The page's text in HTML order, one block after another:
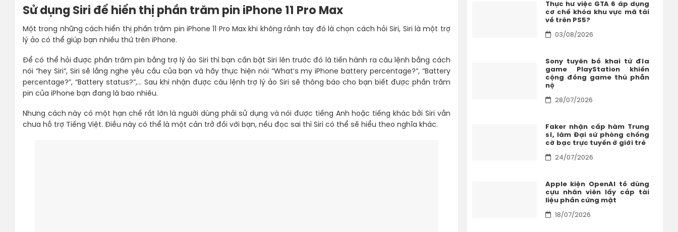
Sử dụng Siri để hiển thị phần trăm pin iPhone 11 Pro Max
Một trong những cách hiển thị phần trăm pin iPhone 11 Pro Max khi không rảnh tay đó là chọn cách hỏi Siri, Siri là một trợ
lý ảo có thể giúp bạn nhiều thứ trên iPhone.
Để có thể hỏi được phần trăm pin bằng trợ lý ảo Siri thì bạn cần bật Siri lên trước đó là tiến hành ra câu lệnh bằng cách
nói “hey Siri”, Siri sẽ lắng nghe yêu cầu của bạn và hãy thực hiện nói “What’s my iPhone battery percentage?”, “Battery
percentage?”, “Battery status?”,… Sau khi nhận được câu lệnh trợ lý ảo Siri sẽ thông báo cho bạn biết được phần trăm
pin của iPhone bạn đang là bao nhiêu.
Nhưng cách này có một hạn chế rất lớn là người dùng phải sử dụng và nói được tiếng Anh hoặc tiếng khác bởi Siri vẫn
chưa hỗ trợ Tiếng Việt. Điều này có thể là một cản trở đối với bạn, nếu đọc sai thì Siri có thể sẽ hiểu theo nghĩa khác.
Thực hư việc GTA 6 áp dụng
cơ chế khóa khu vực mã tải
về trên PS5?
03/08/2026
Sony tuyên bố khai tử đĩa
game PlayStation khiến
cộng đồng game thủ phẫn
nộ
28/07/2026
Faker nhận cấp hàm Trung
sĩ, làm Đại sứ phòng chống
cờ bạc trực tuyến ở giới trẻ
24/07/2026
Apple kiện OpenAI tố dùng
cựu nhân viên lấy cắp tài
liệu phần cứng mật
18/07/2026